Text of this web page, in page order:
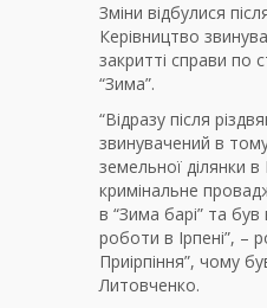
Зміни відбулися
Керівництво
закритті справи по
“Зима”.
“Відразу після
звинувачений в
земельної ділянки
кримінальне
в “Зима барі” та був
роботи в Ірпені”, –
Приірпіння”, чому
Литовченко.